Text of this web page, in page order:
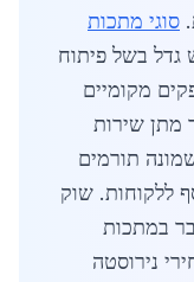
סוגי מתכות
בשל פיתוח
מקומיים
מתן שירות
תורמים
ללקוחות. שוק
במתכות
נירוסטה